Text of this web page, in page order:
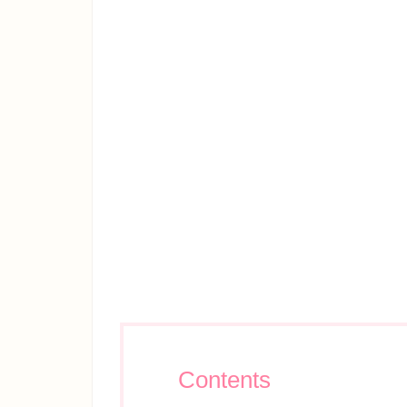
Contents